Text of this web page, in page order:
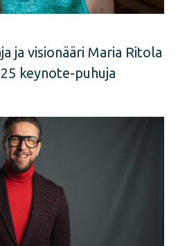
ja visionääri Maria Ritola
keynote-puhuja